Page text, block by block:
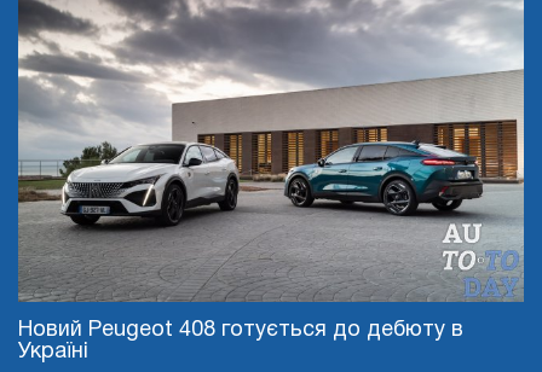
Новий Peugeot 408 готується до дебюту в
Україні